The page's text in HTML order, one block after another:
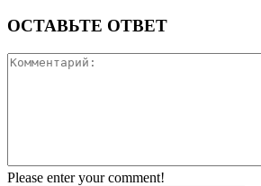
ОСТАВЬТЕ ОТВЕТ
Please enter your comment!